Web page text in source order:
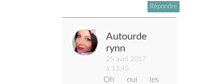
Répondre
Autourde
rynn
25 avril 2017
à 13:45
Oh oui les